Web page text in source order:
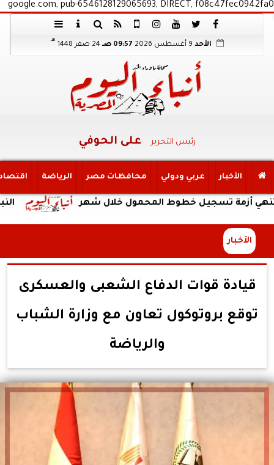
google.com, pub-6546128129065693, DIRECT, f08c47fec0942fa0
الأحد 09:57 صـ 24 صفر 1448
هـ
رئيس التحرير على الحوفي
الأخبار عربي ودولي محافظات مصر الرياضة
النبؤة تسجيل خطوط المحمول خلال شهر
الأخبار
قيادة قوات الدفاع الشعبى والعسكرى
توقع بروتوكول تعاون مع وزارة الشباب
والرياضة